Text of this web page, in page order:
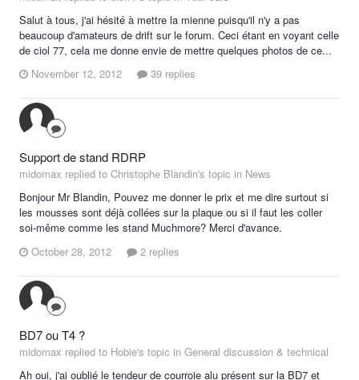
Salut à tous, j'ai hésité à mettre la mienne puisqu'il n'y a pas
beaucoup d'amateurs de drift sur le forum. Ceci étant en voyant celle
de ciol 77, cela me donne envie de mettre quelques photos de ce...
November 12, 2012
39 replies
Support de stand RDRP
midomax replied to Christophe Blandin's topic in News
Bonjour Mr Blandin, Pouvez me donner le prix et me dire surtout si
les mousses sont déjà collées sur la plaque ou si il faut les coller
soi-même comme les stand Muchmore? Merci d'avance.
October 28, 2012
2 replies
BD7 ou T4 ?
midomax replied to Hobie's topic in General discussion & technical
Ah oui, j'ai oublié le tendeur de courroie alu présent sur la BD7 et